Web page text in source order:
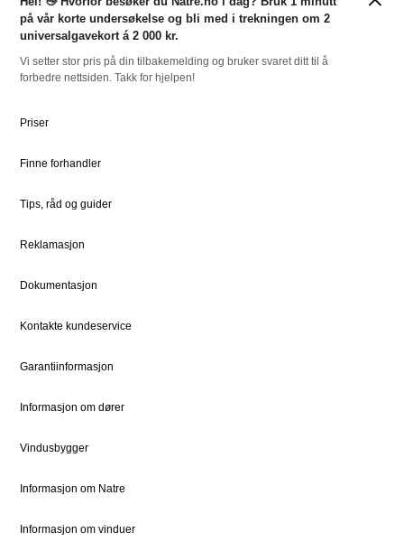
Tilpasninger
Nyheter
RESSURSER
Slik bestiller du
Priser
Dokumentsenter
STØTTE
Kundeservice
Kontakt
Vedlikehold
FOR PROFF
Natre Express
Reklamasjon
på vår korte undersøkelse og bli med i trekningen om 2
universalgavekort á 2 000 kr.
Vi setter stor pris på din tilbakemelding og bruker svaret ditt til å
forbedre nettsiden. Takk for hjelpen!
Priser
Finne forhandler
Tips, råd og guider
Reklamasjon
Dokumentasjon
Kontakte kundeservice
Garantiinformasjon
Informasjon om dører
Vindusbygger
Informasjon om Natre
Informasjon om vinduer